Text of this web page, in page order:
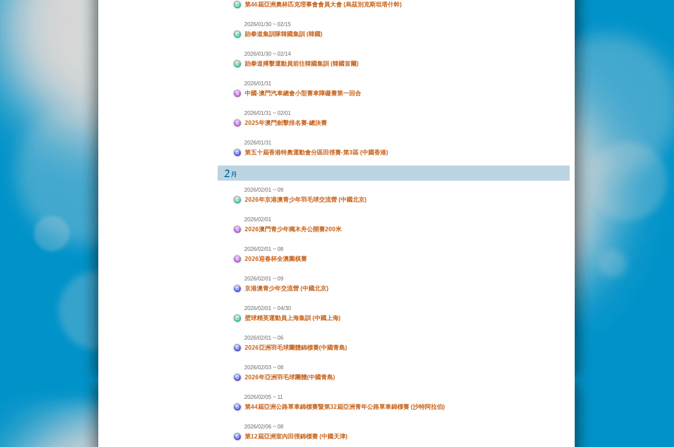
第46屆亞洲奧林匹克理事會會員大會 (烏茲別克斯坦塔什幹)
2026/01/30 ~ 02/15
跆拳道集訓隊韓國集訓 (韓國)
2026/01/30 ~ 02/14
跆拳道搏擊運動員前往韓國集訓 (韓國首爾)
2026/01/31
中國-澳門汽車總會小型賽車障礙賽第一回合
2026/01/31 ~ 02/01
2025年澳門劍擊排名賽-總決賽
2026/01/31
第五十屆香港特奧運動會分區田徑賽-第3區 (中國香港)
2026/02/01 ~ 09
2026年京港澳青少年羽毛球交流營 (中國北京)
2026/02/01
2026澳門青少年獨木舟公開賽200米
2026/02/01 ~ 08
2026迎春杯全澳圍棋賽
2026/02/01 ~ 09
京港澳青少年交流營 (中國北京)
2026/02/01 ~ 04/30
壁球精英運動員上海集訓 (中國上海)
2026/02/01 ~ 06
2026亞洲羽毛球團體錦標賽(中國青島)
2026/02/03 ~ 08
2026年亞洲羽毛球團體(中國青島)
2026/02/05 ~ 11
第44屆亞洲公路單車錦標賽暨第32屆亞洲青年公路單車錦標賽 (沙特阿拉伯)
2026/02/06 ~ 08
第12屆亞洲室內田徑錦標賽 (中國天津)